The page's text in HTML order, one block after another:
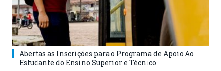
Abertas as Inscrições para o Programa de Apoio Ao
Estudante do Ensino Superior e Técnico